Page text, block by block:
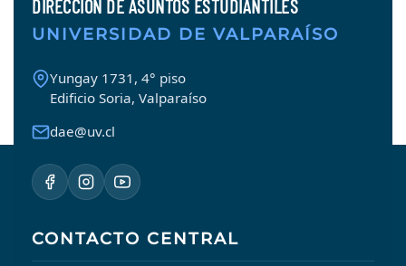
DIRECCIÓN DE ASUNTOS ESTUDIANTILES
UNIVERSIDAD DE VALPARAÍSO
Yungay 1731, 4° piso
Edificio Soria, Valparaíso
dae@uv.cl
CONTACTO CENTRAL